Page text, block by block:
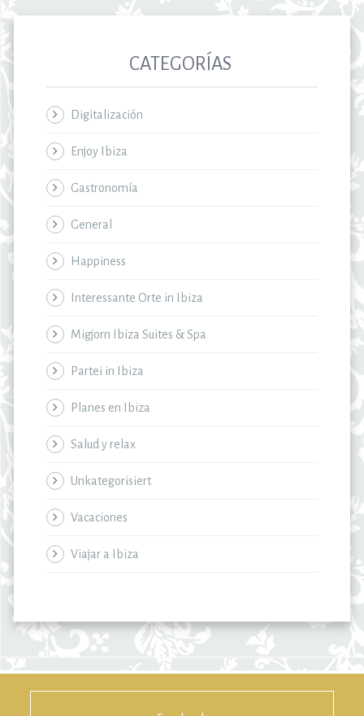
CATEGORÍAS
Digitalización
Enjoy Ibiza
Gastronomía
General
Happiness
Interessante Orte in Ibiza
Migjorn Ibiza Suites & Spa
Partei in Ibiza
Planes en Ibiza
Salud y relax
Unkategorisiert
Vacaciones
Viajar a Ibiza